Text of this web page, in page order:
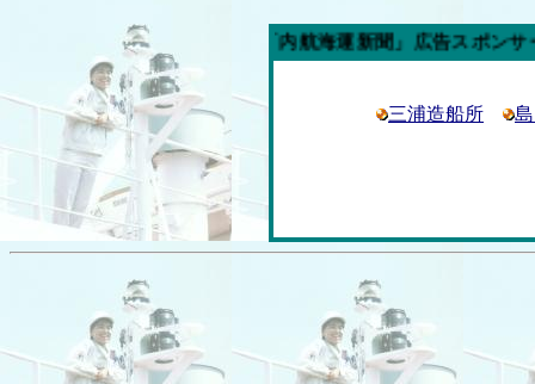
今週の「内航海運新聞」広告スポンサー企業
三浦造船所